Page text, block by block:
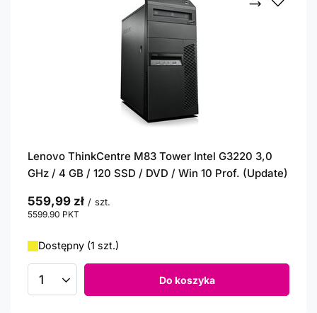
Lenovo ThinkCentre M83 Tower Intel G3220 3,0
GHz / 4 GB / 120 SSD / DVD / Win 10 Prof. (Update)
559,99 zł / szt.
5599.90 PKT
Dostępny (1 szt.)
Ilość produktów Do koszyka